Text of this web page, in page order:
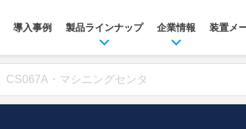
導入事例 製品ラインナップ 企業情報 装置メ